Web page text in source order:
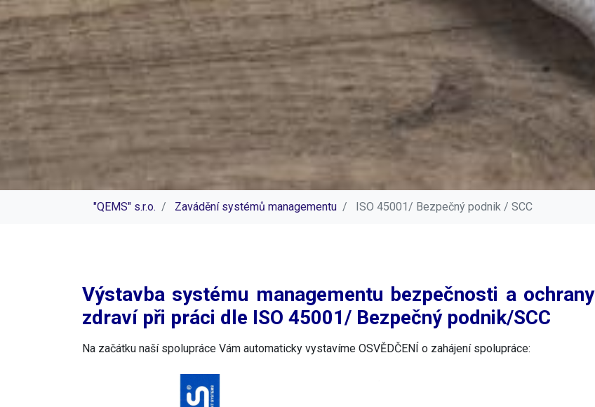
"QEMS" s.r.o. Zavádění systémů managementu ISO 45001/ Bezpečný podnik / SCC
Výstavba systému managementu bezpečnosti a ochrany
zdraví při práci dle ISO 45001/ Bezpečný podnik/SCC
Na začátku naší spolupráce Vám automaticky vystavíme OSVĚDČENÍ o zahájení spolupráce: